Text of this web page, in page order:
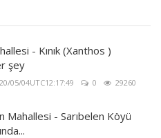
- Kınık (Xanthos )
şey
05/04UTC12:17:49 0 29260
Mahallesi - Sarıbelen Köyü